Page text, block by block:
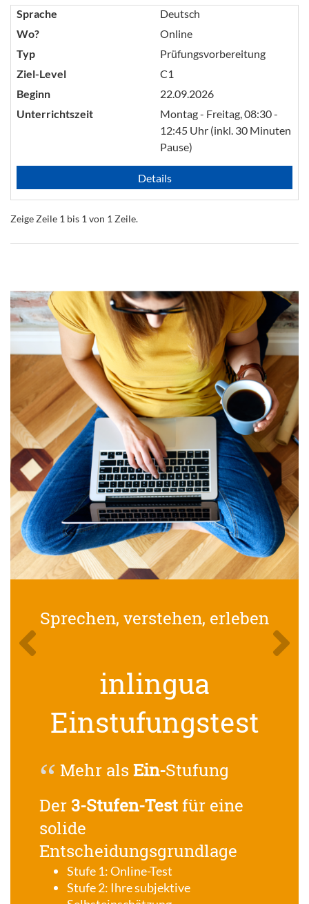
Sprache
Deutsch
Wo?
Online
Typ
Prüfungsvorbereitung
Ziel-Level
C1
Beginn
22.09.2026
Unterrichtszeit
Montag - Freitag, 08:30 -
12:45 Uhr (inkl. 30 Minuten
Pause)
Details
Zeige Zeile 1 bis 1 von 1 Zeile.
Sprechen, verstehen, erleben
inlingua
Einstufungstest
Mehr als Ein-Stufung
Der 3-Stufen-Testfür eine
solide
Entscheidungsgrundlage
Stufe 1: Online-Test
Stufe 2: Ihre subjektive